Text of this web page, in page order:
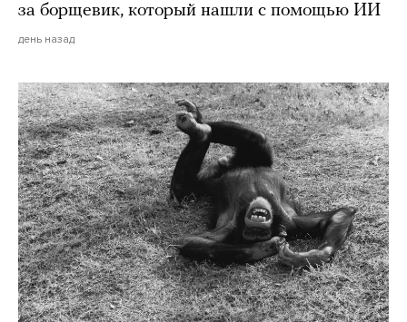
за борщевик, который нашли с помощью ИИ
день назад